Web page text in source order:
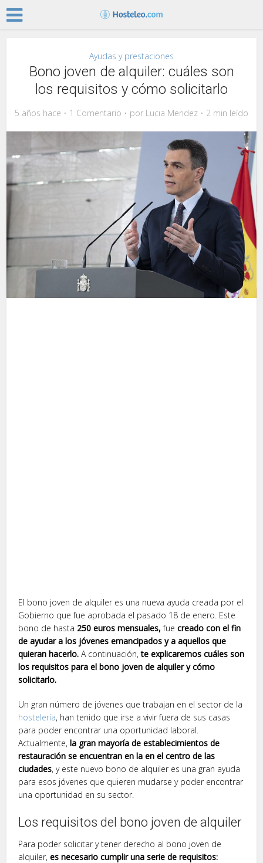
Ayudas y prestaciones
Bono joven de alquiler: cuáles son
los requisitos y cómo solicitarlo
5 años hace 1 Comentario por Lucia Mendez 2 min leído
El bono joven de alquiler es una nueva ayuda creada por el
Gobierno que fue aprobada el pasado 18 de enero. Este
bono de hasta 250 euros mensuales, fuecreado con el fin
de ayudar a los jóvenes emancipados y a aquellos que
quieran hacerlo. A continuación, te explicaremos cuáles son
los requisitos para el bono joven de alquiler y cómo
solicitarlo.
Un gran número de jóvenes que trabajan en el sector de la
hostelería, han tenido que irse a vivir fuera de sus casas
para poder encontrar una oportunidad laboral.
Actualmente,la gran mayoría de establecimientos de
restauración se encuentran en la en el centro de las
ciudades, y este nuevo bono de alquiler es una gran ayuda
para esos jóvenes que quieren mudarse y poder encontrar
una oportunidad en su sector.
Los requisitos del bono joven de alquiler
Para poder solicitar y tener derecho al bono joven de
alquiler,es necesario cumplir una serie de requisitos: